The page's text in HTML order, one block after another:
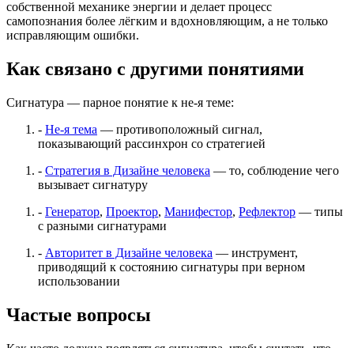
собственной механике энергии и делает процесс
самопознания более лёгким и вдохновляющим, а не только
исправляющим ошибки.
Как связано с другими понятиями
Сигнатура — парное понятие к не-я теме:
- Не-я тема — противоположный сигнал,
показывающий рассинхрон со стратегией
- Стратегия в Дизайне человека — то, соблюдение чего
вызывает сигнатуру
- Генератор, Проектор, Манифестор, Рефлектор — типы
с разными сигнатурами
- Авторитет в Дизайне человека — инструмент,
приводящий к состоянию сигнатуры при верном
использовании
Частые вопросы